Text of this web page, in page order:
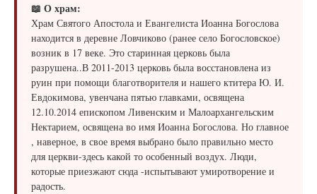
📖 О храм:
Храм Святого Апостола и Евангелиста Иоанна Богослова
находится в деревне Ловчиково (ранее село Богословское)
возник в 17 веке. Это старинная церковь была
разрушена..В 2011-2013 церковь была восстановлена из
руин при помощи благотворителя и нашего ктитера Ю. И.
Евдокимова, увенчана пятью главками, освящена
12.10.2014 епископом Ливенским и Малоархангельским
Нектарием, освящена во имя Иоанна Богослова. Но главное
, наверное, в свое время выбрано было правильно место
для церкви-здесь какой то особенный воздух. Люди,
которые приезжают сюда -испытывают умиротворение и
радость.